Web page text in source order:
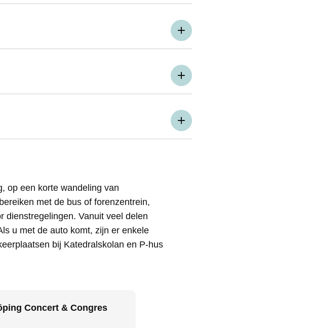
op een korte wandeling van
met de bus of forenzentrein,
dienstregelingen. Vanuit veel delen
u met de auto komt, zijn er enkele
bij Katedralskolan en P-hus
Concert & Congres